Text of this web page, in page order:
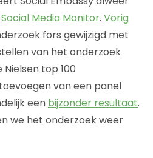
Social Media Monitor. Vorig
fors gewijzigd met
van het onderzoek
top 100
van een panel
een bijzonder resultaat.
we het onderzoek weer